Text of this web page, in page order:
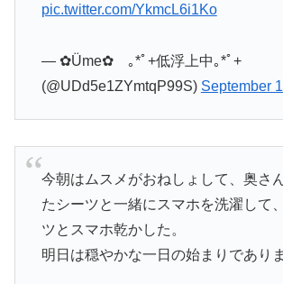
pic.twitter.com/YkmcL6i1Ko
— ✿Üme✿ ｡*ﾟ+低浮上中｡*ﾟ+
(@UDd5e1ZYmtqP99S) September
今朝はムスメがおねしょして、奥さ
たシーツと一緒にスマホを洗濯して
ツとスマホ乾かした。
明日は穏やかな一日の始まりであり